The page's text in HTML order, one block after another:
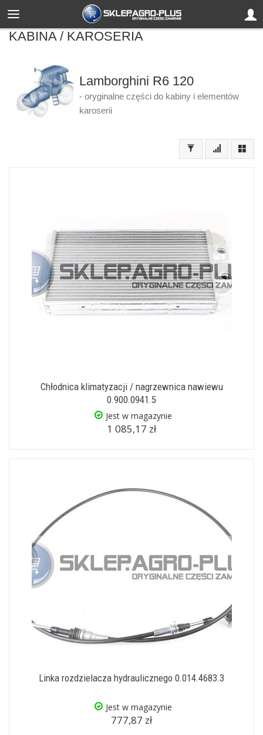
KABINA / KAROSERIA
Lamborghini R6 120
- oryginalne części do kabiny i elementów
karoserii
Chłodnica klimatyzacji / nagrzewnica nawiewu
0.900.0941.5
Jest w magazynie
1 085,17 zł
Linka rozdzielacza hydraulicznego 0.014.4683.3
Jest w magazynie
777,87 zł